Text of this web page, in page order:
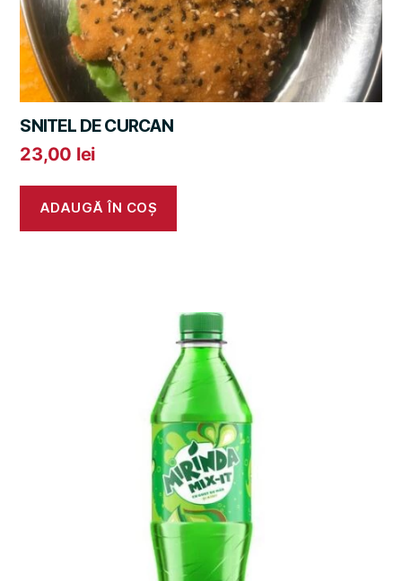
SNITEL DE CURCAN
23,00 lei
ADAUGĂ ÎN COȘ